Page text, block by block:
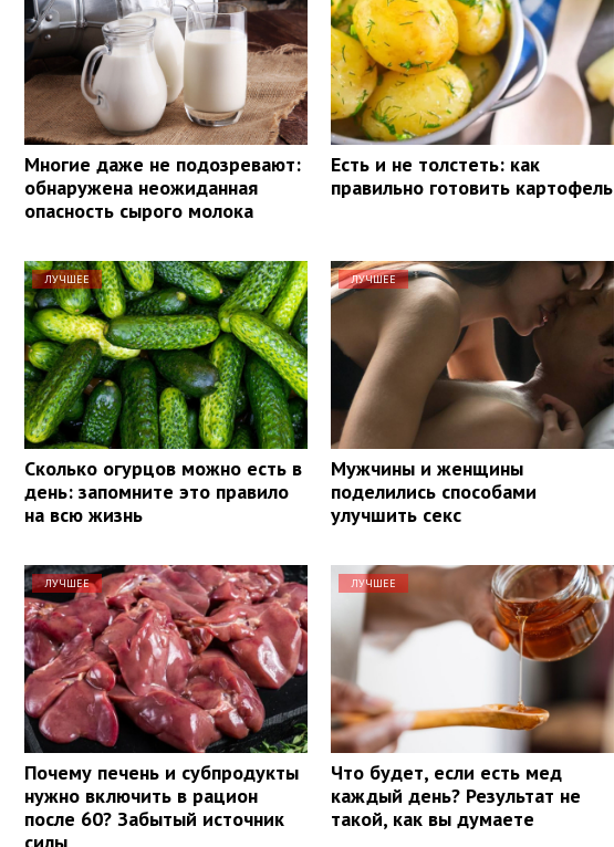
Многие даже не подозревают:
обнаружена неожиданная
опасность сырого молока
Есть и не толстеть: как
правильно готовить картофель
ЛУЧШЕЕ
Сколько огурцов можно есть в
день: запомните это правило
на всю жизнь
ЛУЧШЕЕ
Мужчины и женщины
поделились способами
улучшить секс
ЛУЧШЕЕ
Почему печень и субпродукты
нужно включить в рацион
после 60? Забытый источник
силы
ЛУЧШЕЕ
Что будет, если есть мед
каждый день? Результат не
такой, как вы думаете